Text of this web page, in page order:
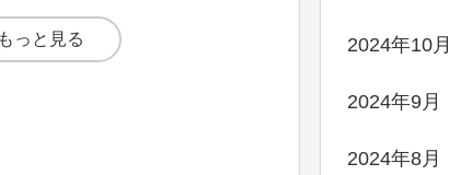
もっと見る 2024年10月
2024年9月
2024年8月